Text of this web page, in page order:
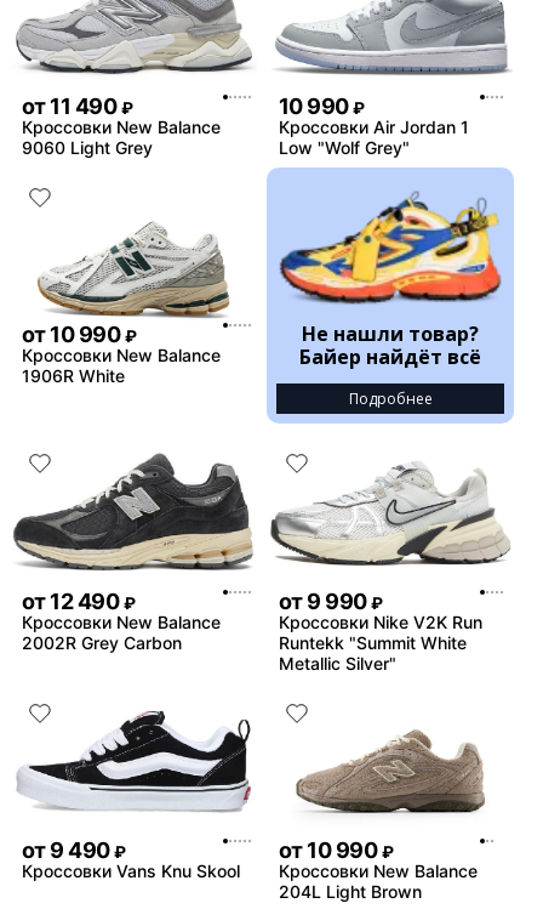
от11 490 ₽
Кроссовки New Balance
9060 Light Grey
10 990 ₽
Кроссовки Air Jordan 1
Low "Wolf Grey"
от10 990 ₽
Кроссовки New Balance
1906R White
Не нашли товар?
Байер найдёт всё
Подробнее
от12 490 ₽
Кроссовки New Balance
2002R Grey Carbon
от9 990 ₽
Кроссовки Nike V2K Run
Runtekk "Summit White
Metallic Silver"
от9 490 ₽
Кроссовки Vans Knu Skool
от10 990 ₽
Кроссовки New Balance
204L Light Brown